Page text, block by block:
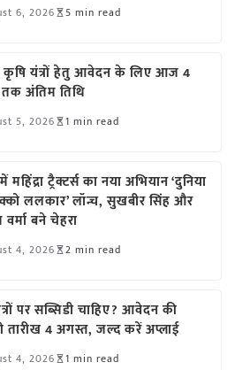
6, 2026 5 min read
कृषि यंत्रों हेतु आवेदन के लिए आज 4
अंतिम तिथि
5, 2026 1 min read
महिंद्रा ट्रैक्टर्स का नया अभियान ‘दुनिया
ललकार’ लॉन्च, सुखबीर सिंह और
बने चेहरा
4, 2026 2 min read
पर सब्सिडी चाहिए? आवेदन की
तारीख 4 अगस्त, जल्द करें अप्लाई
4, 2026 1 min read